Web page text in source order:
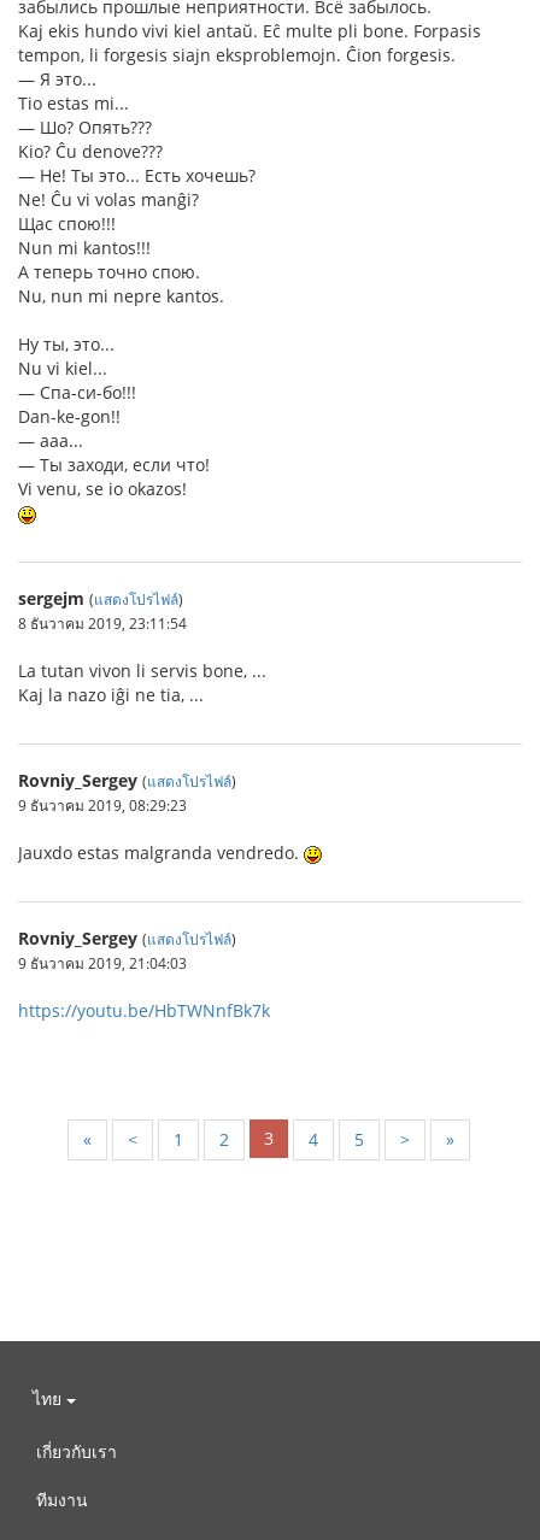
забылись прошлые неприятности. Всё забылось.
Kaj ekis hundo vivi kiel antaŭ. Eĉ multe pli bone. Forpasis
tempon, li forgesis siajn eksproblemojn. Ĉion forgesis.
― Я это...
Tio estas mi...
― Шо? Опять???
Kio? Ĉu denove???
― Не! Ты это... Есть хочешь?
Ne! Ĉu vi volas manĝi?
Щас спою!!!
Nun mi kantos!!!
А теперь точно спою.
Nu, nun mi nepre kantos.
Ну ты, это...
Nu vi kiel...
― Спа-си-бо!!!
Dan-ke-gon!!
― ааа...
― Ты заходи, если что!
Vi venu, se io okazos!
sergejm (แสดงโปรไฟล์)
8 ธันวาคม 2019, 23:11:54
La tutan vivon li servis bone, ...
Kaj la nazo iĝi ne tia, ...
Rovniy_Sergey (แสดงโปรไฟล์)
9 ธันวาคม 2019, 08:29:23
Jauxdo estas malgranda vendredo.
Rovniy_Sergey (แสดงโปรไฟล์)
9 ธันวาคม 2019, 21:04:03
https://youtu.be/HbTWNnfBk7k
« < 1 2 3 4 5 > »
ไทย
เกี่ยวกับเรา
ทีมงาน